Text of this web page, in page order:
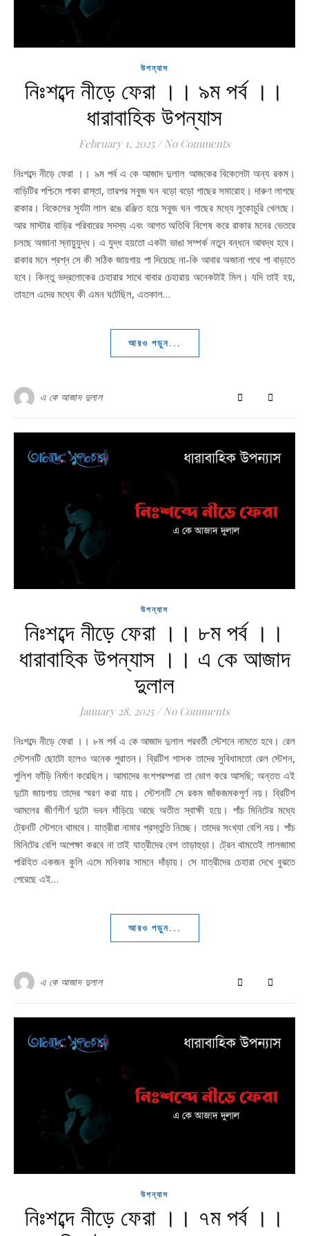
উপন্যাস
নিঃশব্দে নীড়ে ফেরা ।। ৯ম পর্ব ।।
ধারাবাহিক উপন্যাস
February 1, 2025 / No Comments
নিঃশব্দে নীড়ে ফেরা ।। ৯ম পর্ব এ কে আজাদ দুলাল আজকের বিকেলেটা অন্য রকম।
বাড়িটির পশ্চিমে পাকা রাস্তা, তারপর সবুজ ঘন বড়ো বড়ো গাছের সমারোহ। দারুণ লাগছে
রাকার। বিকেলের সূর্যটা লাল রঙে রঞ্জিত হয়ে সবুজ ঘন গাছের মধ্যে লুকোচুরি খেলছে।
আর মাস্টার বাড়ির পরিবারের সদস্য এবং আগত অতিথি বিশেষ করে রাকার মনের ভেতরে
চলছে অজানা স্নায়ুযুদ্ধ। এ যুদ্ধ হয়তো একটা ভাঙা সম্পর্ক নতুন বন্ধনে আবদ্ধ হবে।
রাকার মনে প্রশ্ন সে কী সঠিক জায়গায় পা দিয়েছে না-কি আবার অজানা পথে পা বাড়াতে
হবে। কিন্তু ভদ্রলোকের চেহারার সাথে বাবার চেহারায় অনেকটাই মিল। যদি তাই হয়,
তাহলে এদের মধ্যে কী এমন ঘটেছিল, এতকাল…
আরও পড়ুন...
এ কে আজাদ দুলাল
উপন্যাস
নিঃশব্দে নীড়ে ফেরা ।। ৮ম পর্ব ।।
ধারাবাহিক উপন্যাস ।। এ কে আজাদ
দুলাল
January 28, 2025 / No Comments
নিঃশব্দে নীড়ে ফেরা ।। ৮ম পর্ব এ কে আজাদ দুলাল পরবর্তী স্টেশনে নামতে হবে। রেল
স্টেশনটি ছোটো হলেও অনেক পুরাতন। ব্রিটিশ শাসক তাদের সুবিধামতো রেল স্টেশন,
পুলিশ ফাঁড়ি নির্মাণ করেছিল। আমাদের বংশপরম্পরা তা ভোগ করে আসছি; অন্তত এই
দুটো জায়গায় তাদের স্মরণ করা যায়। স্টেশনটি সে রকম জাঁকজমকপূর্ণ নয়। ব্রিটিশ
আমলের জীর্ণশীর্ণ দুটো ভবন দাঁড়িয়ে আছে অতীত স্বাক্ষী হয়ে। পাঁচ মিনিটের মধ্যে
ট্রেনটি স্টেশনে থামবে। যাত্রীরা নামার প্রস্তুতি নিচ্ছে। তাদের সংখ্যা বেশি নয়। পাঁচ
মিনিটের বেশি অপেক্ষা করবে না তাই যাত্রীদের বেশ তাড়াহুড়া। ট্রেন থামতেই লালজামা
পরিহিত একজন কুলি এসে মনিকার সামনে দাঁড়ায়। সে যাত্রীদের চেহারা দেখে বুঝতে
পেরেছে এই…
আরও পড়ুন...
এ কে আজাদ দুলাল
উপন্যাস
নিঃশব্দে নীড়ে ফেরা ।। ৭ম পর্ব ।।